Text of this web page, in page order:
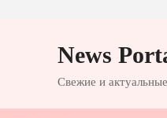
содержимомуNews
Свежие и